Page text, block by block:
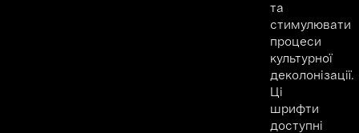
та
стимулювати
процеси
культурної
деколонізації.
Ці
шрифти
доступні